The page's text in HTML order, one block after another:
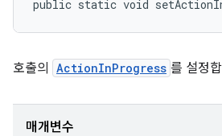
public static void
호출의 ActionInProgress 를 설정
매개변수